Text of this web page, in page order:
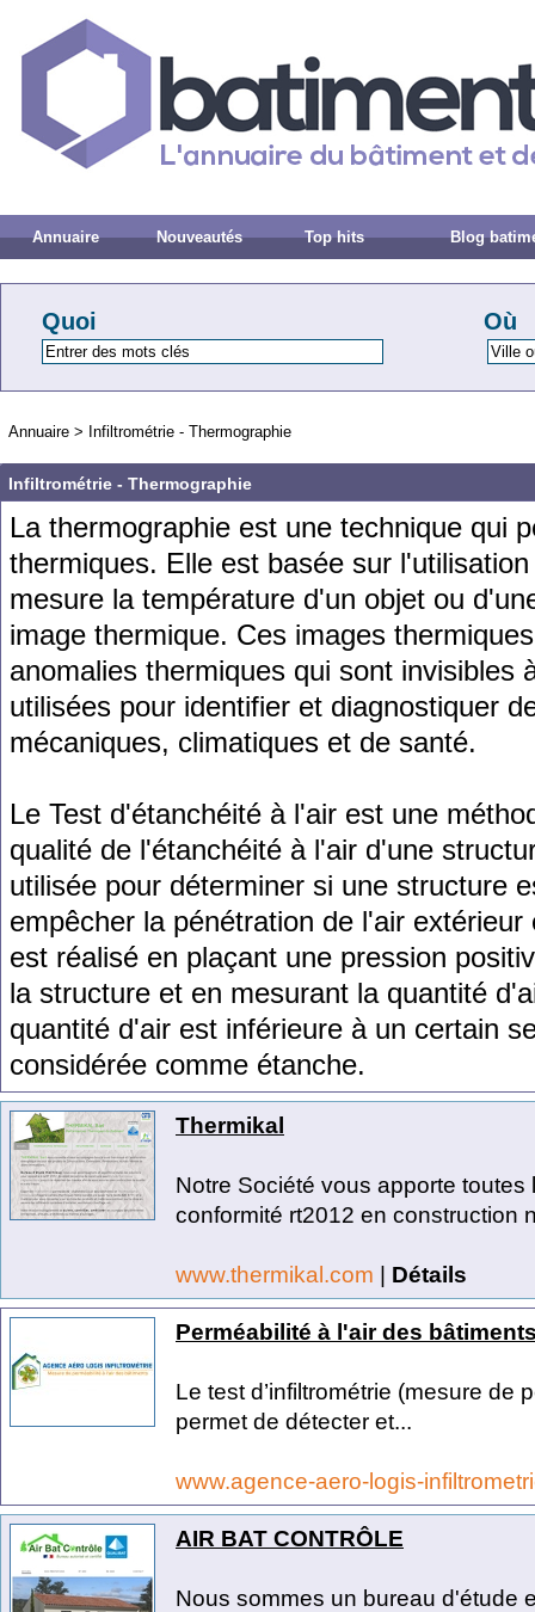
Annuaire Nouveautés Top hits Blog
Quoi Où
Annuaire > Infiltrométrie - Thermographie
Infiltrométrie - Thermographie
Lathermographie est une technique qui
thermiques. Elle est basée sur l'utilisation
mesure latempérature d'un objet ou d'
image thermique. Ces images thermiques
anomalies thermiques qui sont invisibles
utilisées pour identifier et diagnostiquer
mécaniques, climatiques et de santé.
Le Test d'étanchéité àl'air est une méth
qualité de l'étanchéité àl'air d'une
utilisée pour déterminer si une structure
empêcher lapénétration de l'air extérieur
est réalisé en plaçant une pression
lastructure et en mesurant laquantité d'
quantité d'air est inférieure àun certain
considérée comme étanche.
Thermikal
Notre Société vous apporte
conformité rt2012 en construction
www.thermikal.com | Détails
Perméabilité à l'air des
Le test d’infiltrométrie (mesure de
permet de détecter et...
www.agence-aero-logis-
AIR BAT CONTRÔLE
Nous sommes un bureau d'étude